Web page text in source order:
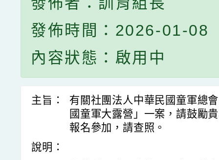
發佈時間：2026-01-08
內容狀態：啟用中
主旨：
有關社團法人中華民國童軍總
國童軍大露營」一案，請鼓勵
報名參加，請查照。
說明：